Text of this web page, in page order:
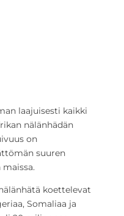
laajuisesti kaikki
nälänhädän
on
suuren
koettelevat
Somaliaa ja